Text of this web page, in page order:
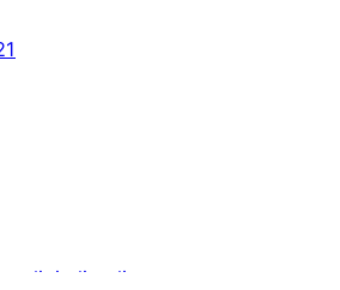
digitali online